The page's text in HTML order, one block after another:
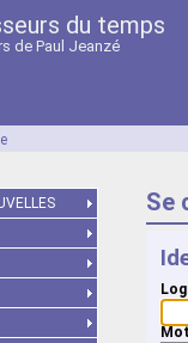
du temps
de Paul Jeanzé
Se